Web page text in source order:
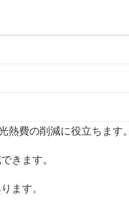
熱費の削減に役立ちます。
きます。
ます。